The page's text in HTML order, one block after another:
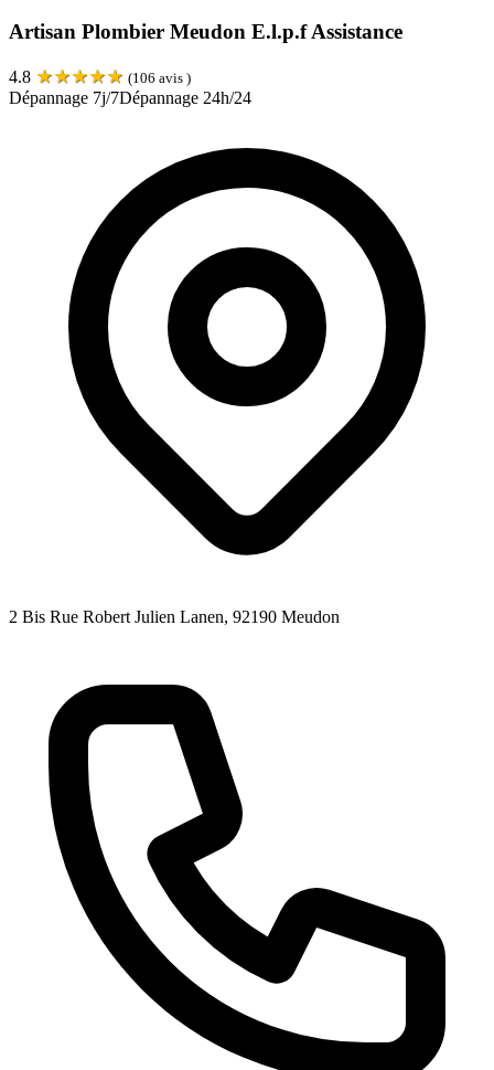
Artisan Plombier Meudon E.l.p.f Assistance
4.8 ★★★★★ (106 avis )
Dépannage 7j/7Dépannage 24h/24
2 Bis Rue Robert Julien Lanen, 92190 Meudon